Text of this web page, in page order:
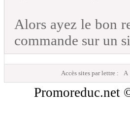
Alors ayez le bon
commande sur un
Accès sites par lettre : A
Promoreduc.net